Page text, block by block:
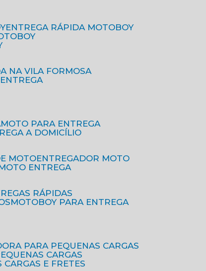
ENTREGA RÁPIDA MOTOBOY
NA VILA FORMOSA
ENTREGA
MOTO PARA ENTREGA
A DOMICÍLIO
MOTO
ENTREGADOR MOTO
MOTO ENTREGA
RÁPIDAS
MOTOBOY PARA ENTREGA
PARA PEQUENAS CARGAS
CARGAS
CARGAS E FRETES